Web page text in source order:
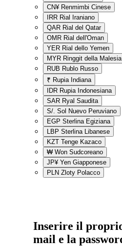
CN¥ Renmimbi Cinese
IRR Rial Iraniano
QAR Rial del Qatar
OMR Rial dell'Oman
YER Rial dello Yemen
MYR Ringgit della Malesia
RUB Rublo Russo
₹ Rupia Indiana
IDR Rupia Indonesiana
SAR Ryal Saudita
S/. Sol Nuevo Peruviano
EGP Sterlina Egiziana
LBP Sterlina Libanese
KZT Tenge Kazaco
₩ Won Sudcoreano
JP¥ Yen Giapponese
PLN Zloty Polacco
Inserire il
mail e la